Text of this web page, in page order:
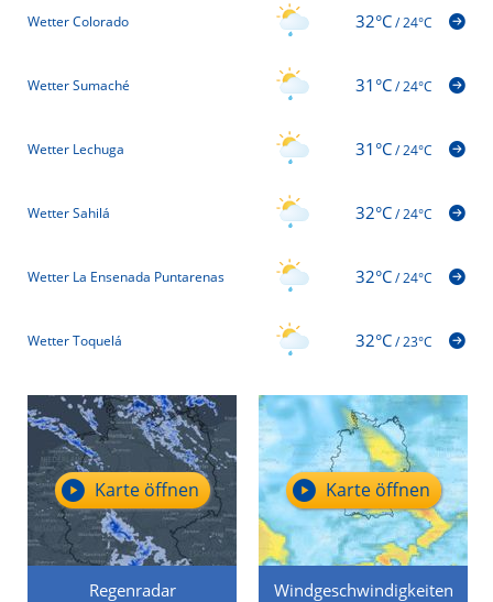
Wetter Colorado 32°C/24°C
Wetter Sumaché 31°C/24°C
Wetter Lechuga 31°C/24°C
Wetter Sahilá 32°C/24°C
Wetter La Ensenada Puntarenas 32°C/24°C
Wetter Toquelá 32°C/23°C
Regenradar
Karte öffnen
Windgeschwindigkeiten
Karte öffnen